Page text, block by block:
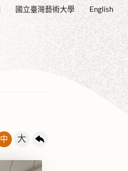
國立臺灣藝術大學 English
中 大